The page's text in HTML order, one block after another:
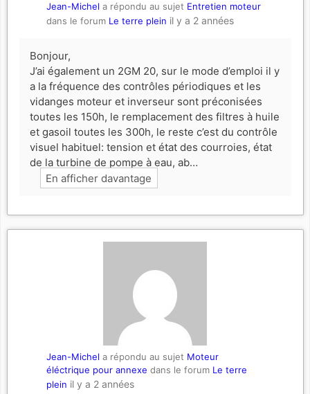
Jean-Michel a répondu au sujet Entretien moteur
dans le forum Le terre plein il y a 2 années
Bonjour,
J’ai également un 2GM 20, sur le mode d’emploi il y
a la fréquence des contrôles périodiques et les
vidanges moteur et inverseur sont préconisées
toutes les 150h, le remplacement des filtres à huile
et gasoil toutes les 300h, le reste c’est du contrôle
visuel habituel: tension et état des courroies, état
de la turbine de pompe à eau, ab…
En afficher davantage
Jean-Michel a répondu au sujet Moteur
éléctrique pour annexe dans le forum Le terre
plein il y a 2 années